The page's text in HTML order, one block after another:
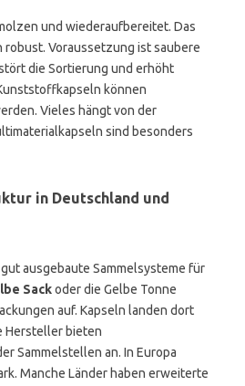
und wiederaufbereitet. Das
Voraussetzung ist saubere
die Sortierung und erhöht
können
Vieles hängt von der
sind besonders
in Deutschland und
ausgebaute Sammelsysteme für
Sackoder die Gelbe Tonne
auf. Kapseln landen dort
Hersteller bieten
Sammelstellen an. In Europa
Manche Länder haben erweiterte